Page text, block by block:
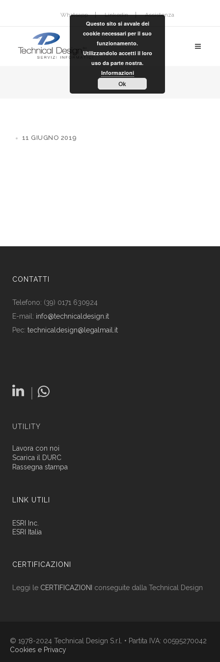
Whatsapp Linkedin Assistenza
11 GIUGNO 2019
CONTATTI
Telefono: (39) 0171 630924
E-mail: info@technicaldesign.it
Pec: technicaldesign@legalmail.it
|
UTILITY
Lavora con noi
Scarica il DURC
Rassegna stampa
LINK UTILI
ESRI Inc.
ESRI Italia
CERTIFICAZIONI
Leggi le CERTIFICAZIONI conseguite dalla Technical Design
© 1978-2024 Technical Design S.r.l. • Partita IVA: 00595270042
Cookies e Privacy
Questo sito si avvale dei
cookie necessari per il suo
funzionamento.
Utilizzandolo accetti il loro
uso da parte nostra.
Informazioni
Ok